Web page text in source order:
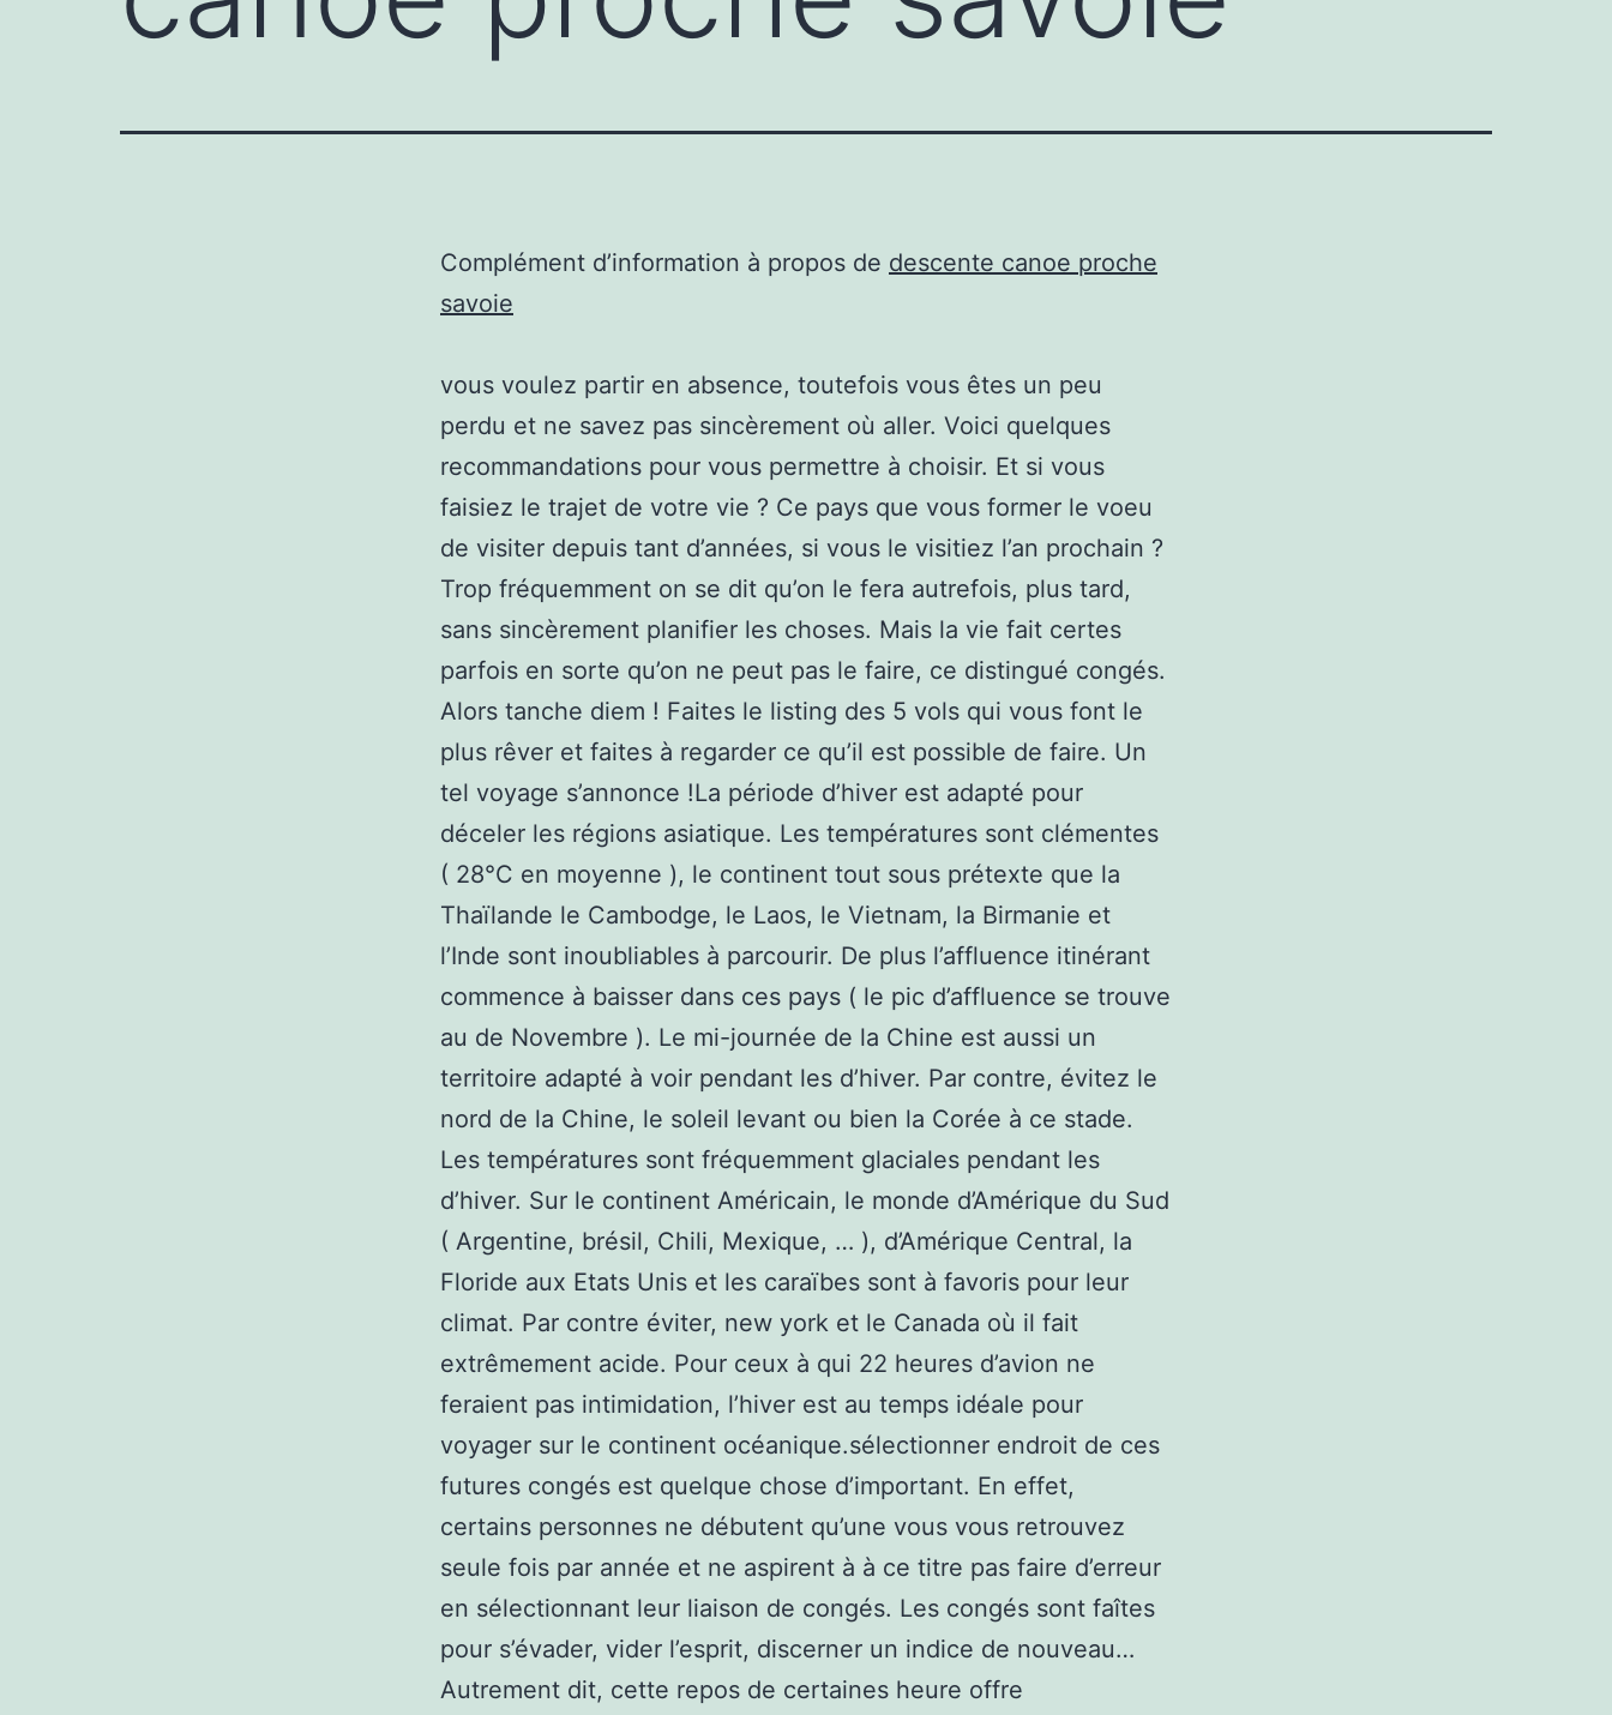
Complément d’information à propos de descente canoe proche
savoie
vous voulez partir en absence, toutefois vous êtes un peu
perdu et ne savez pas sincèrement où aller. Voici quelques
recommandations pour vous permettre à choisir. Et si vous
faisiez le trajet de votre vie ? Ce pays que vous former le voeu
de visiter depuis tant d’années, si vous le visitiez l’an prochain ?
Trop fréquemment on se dit qu’on le fera autrefois, plus tard,
sans sincèrement planifier les choses. Mais la vie fait certes
parfois en sorte qu’on ne peut pas le faire, ce distingué congés.
Alors tanche diem ! Faites le listing des 5 vols qui vous font le
plus rêver et faites à regarder ce qu’il est possible de faire. Un
tel voyage s’annonce !La période d’hiver est adapté pour
déceler les régions asiatique. Les températures sont clémentes
( 28°C en moyenne ), le continent tout sous prétexte que la
Thaïlande le Cambodge, le Laos, le Vietnam, la Birmanie et
l’Inde sont inoubliables à parcourir. De plus l’affluence itinérant
commence à baisser dans ces pays ( le pic d’affluence se trouve
au de Novembre ). Le mi-journée de la Chine est aussi un
territoire adapté à voir pendant les d’hiver. Par contre, évitez le
nord de la Chine, le soleil levant ou bien la Corée à ce stade.
Les températures sont fréquemment glaciales pendant les
d’hiver. Sur le continent Américain, le monde d’Amérique du Sud
( Argentine, brésil, Chili, Mexique, … ), d’Amérique Central, la
Floride aux Etats Unis et les caraïbes sont à favoris pour leur
climat. Par contre éviter, new york et le Canada où il fait
extrêmement acide. Pour ceux à qui 22 heures d’avion ne
feraient pas intimidation, l’hiver est au temps idéale pour
voyager sur le continent océanique.sélectionner endroit de ces
futures congés est quelque chose d’important. En effet,
certains personnes ne débutent qu’une vous vous retrouvez
seule fois par année et ne aspirent à à ce titre pas faire d’erreur
en sélectionnant leur liaison de congés. Les congés sont faîtes
pour s’évader, vider l’esprit, discerner un indice de nouveau…
Autrement dit, cette repos de certaines heure offre